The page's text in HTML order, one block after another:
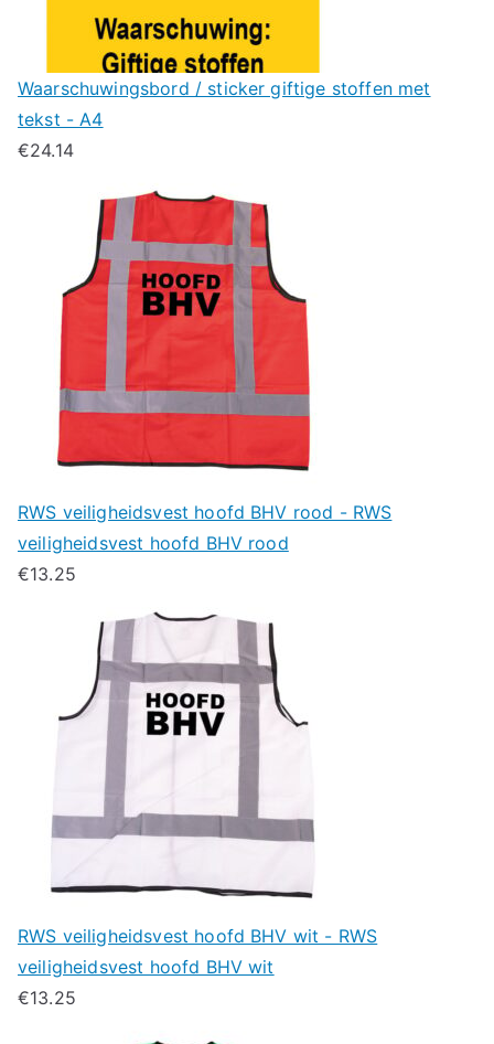
Waarschuwingsbord / sticker giftige stoffen met
tekst - A4
€24.14
RWS veiligheidsvest hoofd BHV rood - RWS
veiligheidsvest hoofd BHV rood
€13.25
RWS veiligheidsvest hoofd BHV wit - RWS
veiligheidsvest hoofd BHV wit
€13.25